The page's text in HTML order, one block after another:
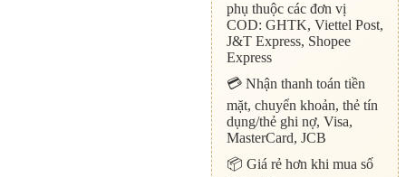
phụ thuộc các đơn vị
COD: GHTK, Viettel Post,
J&T Express, Shopee
Express
💳 Nhận thanh toán tiền
mặt, chuyển khoản, thẻ tín
dụng/thẻ ghi nợ, Visa,
MasterCard, JCB
📦 Giá rẻ hơn khi mua số